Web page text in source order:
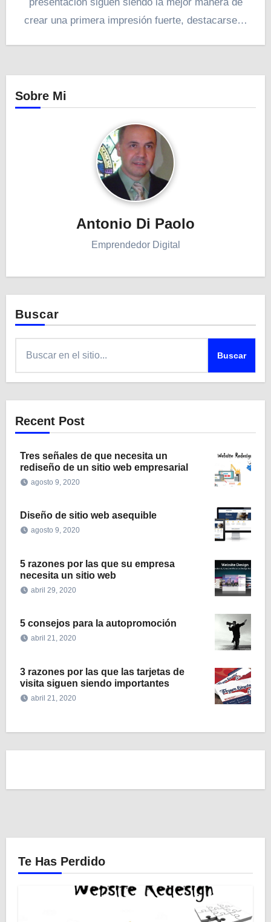
crear una primera impresión fuerte, destacarse…
Sobre Mi
Antonio Di Paolo
Emprendedor Digital
Buscar
Buscar
Recent Post
Tres señales de que necesita un
rediseño de un sitio web empresarial
agosto 9, 2020
Diseño de sitio web asequible
agosto 9, 2020
5 razones por las que su empresa
necesita un sitio web
abril 29, 2020
5 consejos para la autopromoción
abril 21, 2020
3 razones por las que las tarjetas de
visita siguen siendo importantes
abril 21, 2020
Te Has Perdido